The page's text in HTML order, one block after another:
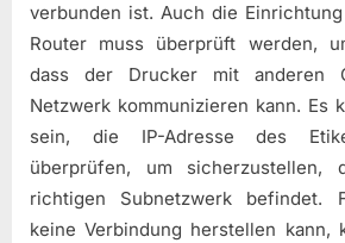
verbunden ist. Auch die
Router muss überprüft werden,
dass der Drucker mit anderen
Netzwerk kommunizieren kann. Es
sein, die IP-Adresse des
überprüfen, um
richtigen Subnetzwerk befindet.
keine Verbindung herstellen kann,